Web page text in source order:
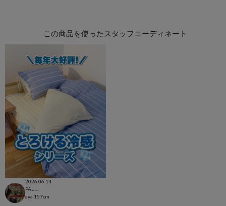
この商品を使ったスタッフコーディネート
2026.06.14
aya 157cm